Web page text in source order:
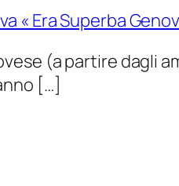
Era Superba
(a partire dagli
[…]